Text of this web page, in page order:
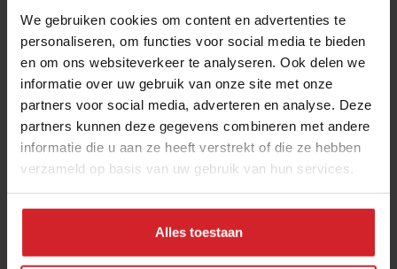
We gebruiken cookies om content en advertenties te
personaliseren, om functies voor social media te bieden
en om ons websiteverkeer te analyseren. Ook delen we
informatie over uw gebruik van onze site met onze
partners voor social media, adverteren en analyse. Deze
partners kunnen deze gegevens combineren met andere
informatie die u aan ze heeft verstrekt of die ze hebben
verzameld op basis van uw gebruik van hun services.
Alles toestaan
Uitdaging
11 november 2011| 1 min